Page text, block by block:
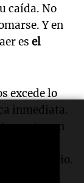
caída. No
Y en
es el
excede lo
inmediata.
punto con
de
alivio.
—